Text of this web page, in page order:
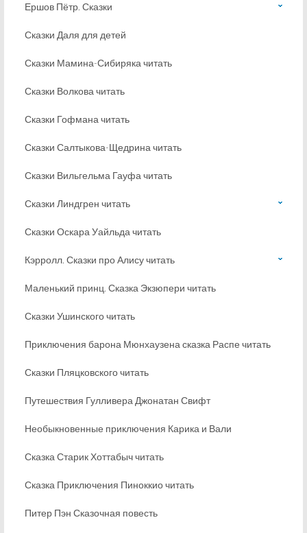
Ершов Пётр. Сказки
Сказки Даля для детей
Сказки Мамина-Сибиряка читать
Сказки Волкова читать
Сказки Гофмана читать
Сказки Салтыкова-Щедрина читать
Сказки Вильгельма Гауфа читать
Сказки Линдгрен читать
Сказки Оскара Уайльда читать
Кэрролл. Сказки про Алису читать
Маленький принц. Сказка Экзюпери читать
Сказки Ушинского читать
Приключения барона Мюнхаузена сказка Распе читать
Сказки Пляцковского читать
Путешествия Гулливера Джонатан Свифт
Необыкновенные приключения Карика и Вали
Сказка Старик Хоттабыч читать
Сказка Приключения Пиноккио читать
Питер Пэн Сказочная повесть